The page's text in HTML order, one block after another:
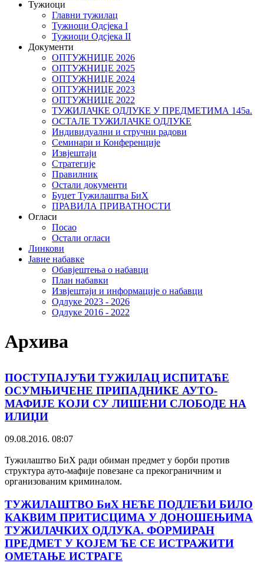
Тужиоци
Главни тужилац
Тужиоци Oдсјекa I
Тужиоци Oдсјекa II
Документи
ОПТУЖНИЦЕ 2026
ОПТУЖНИЦЕ 2025
ОПТУЖНИЦЕ 2024
ОПТУЖНИЦЕ 2023
ОПТУЖНИЦЕ 2022
ТУЖИЛАЧКЕ ОДЛУКЕ У ПРЕДМЕТИМА 145а.
ОСТАЛЕ ТУЖИЛАЧКЕ ОДЛУКЕ
Индивидуални и стручни радови
Семинари и Конференције
Извјештаји
Стратегије
Правилник
Остали документи
Буџет Тужилаштва БиХ
ПРАВИЛА ПРИВАТНОСТИ
Огласи
Посао
Остали огласи
Линкови
Јавне набавке
Обавјештења о набавци
План набавки
Извјештаји и информације о набавци
Одлуке 2023 - 2026
Одлуке 2016 - 2022
Архива
ПОСТУПАЈУЋИ ТУЖИЛАЦ ИСПИТАЋЕ
ОСУМЊИЧЕНЕ ПРИПАДНИКЕ АУТО-
МАФИЈЕ КОЈИ СУ ЛИШЕНИ СЛОБОДЕ НА
ИЛИЏИ
09.08.2016. 08:07
Тужилаштво БиХ ради обиман предмет у борби против
структура ауто-мафије повезане са прекограничним и
организованим криминалом.
ТУЖИЛАШТВО БиХ НЕЋЕ ПОДЛЕЋИ БИЛО
КАКВИМ ПРИТИСЦИМА У ДОНОШЕЊИМА
ТУЖИЛАЧКИХ ОДЛУКА. ФОРМИРАН
ПРЕДМЕТ У КОЈЕМ ЋЕ СЕ ИСТРАЖИТИ
ОМЕТАЊЕ ИСТРАГЕ